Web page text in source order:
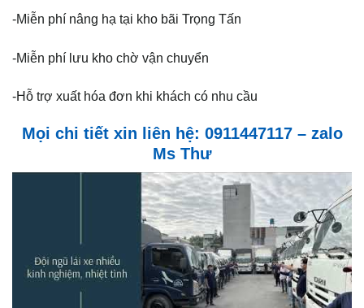
-Miễn phí nâng hạ tại kho bãi Trọng Tấn
-Miễn phí lưu kho chờ vận chuyển
-Hỗ trợ xuất hóa đơn khi khách có nhu cầu
Mọi chi tiết xin liên hệ: 0911447117 – zalo
Ms Thư